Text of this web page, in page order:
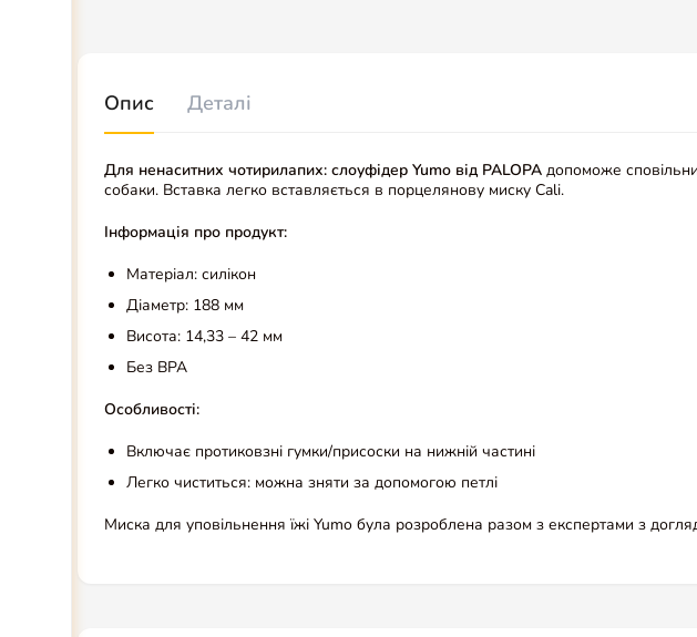
Опис Деталі
Для ненаситних чотирилапих: слоуфідер Yumo від PALOPA допоможе
собаки. Вставка легко вставляється в порцелянову миску Cali.
Інформація про продукт:
Матеріал: силікон
Діаметр: 188 мм
Висота: 14,33 – 42 мм
Без BPA
Особливості:
Включає протиковзні гумки/присоски на нижній частині
Легко чиститься: можна зняти за допомогою петлі
Миска для уповільнення їжі Yumo була розроблена разом з експертами з